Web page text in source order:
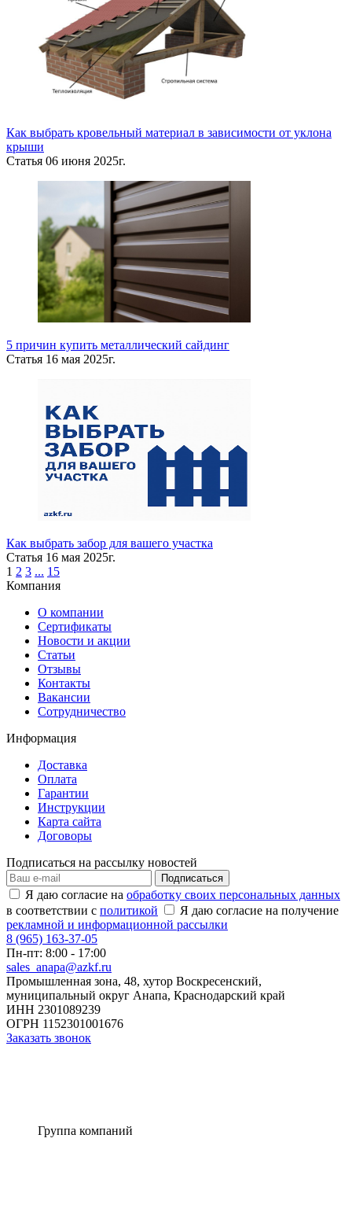
Как выбрать кровельный материал в зависимости от уклона
крыши
Статья 06 июня 2025г.
5 причин купить металлический сайдинг
Статья 16 мая 2025г.
Как выбрать забор для вашего участка
Статья 16 мая 2025г.
1 2 3 ... 15
Компания
О компании
Сертификаты
Новости и акции
Статьи
Отзывы
Контакты
Вакансии
Сотрудничество
Информация
Доставка
Оплата
Гарантии
Инструкции
Карта сайта
Договоры
Подписаться на рассылку новостей
Подписаться
Я даю согласие на обработку своих персональных данных
в соответствии с политикой
Я даю согласие на получение
рекламной и информационной рассылки
8 (965) 163-37-05
Пн-пт: 8:00 - 17:00
sales_anapa@azkf.ru
Промышленная зона, 48, хутор Воскресенский,
муниципальный округ Анапа, Краснодарский край
ИНН 2301089239
ОГРН 1152301001676
Заказать звонок
Группа компаний